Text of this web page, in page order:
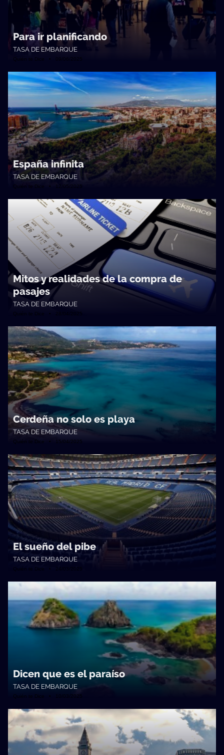
Para ir planificando
TASA DE EMBARQUE
Quién te Dice • 09/06/2025
España infinita
TASA DE EMBARQUE
Quién te Dice • 12/05/2025
Mitos y realidades de la compra de
pasajes
TASA DE EMBARQUE
Quién te Dice • 28/04/2025
Cerdeña no solo es playa
TASA DE EMBARQUE
Quién te Dice • 15/04/2025
El sueño del pibe
TASA DE EMBARQUE
Quién te Dice • 24/03/2025
Dicen que es el paraíso
TASA DE EMBARQUE
Quién te Dice • 10/03/2025